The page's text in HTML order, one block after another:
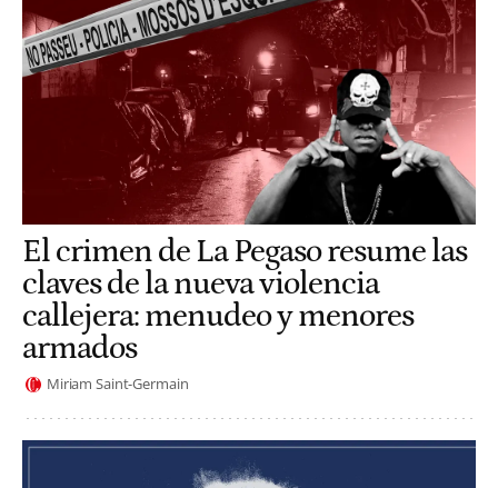
El crimen de La Pegaso resume las
claves de la nueva violencia
callejera: menudeo y menores
armados
Miriam Saint-Germain